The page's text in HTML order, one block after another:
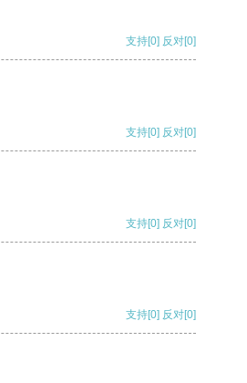
支持[0] 反对[0]
支持[0] 反对[0]
支持[0] 反对[0]
支持[0] 反对[0]